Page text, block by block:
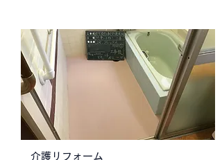
介護リフォーム